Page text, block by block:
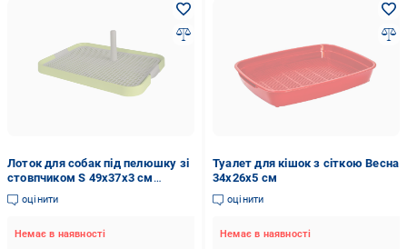
Лоток для собак під пелюшку зі
стовпчиком S 49х37х3 см
Зелений (2296432962)
оцінити
Немає в наявності
Туалет для кішок з сіткою Весна
34х26х5 см
оцінити
Немає в наявності